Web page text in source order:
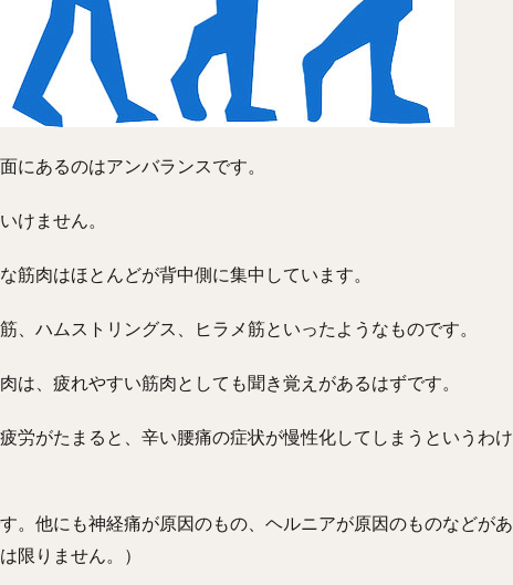
にあるのはアンバランスです。
けません。
筋肉はほとんどが背中側に集中しています。
、ハムストリングス、ヒラメ筋といったようなものです。
は、疲れやすい筋肉としても聞き覚えがあるはずです。
労がたまると、辛い腰痛の症状が慢性化してしまうというわけ
。他にも神経痛が原因のもの、ヘルニアが原因のものなどがあ
限りません。）